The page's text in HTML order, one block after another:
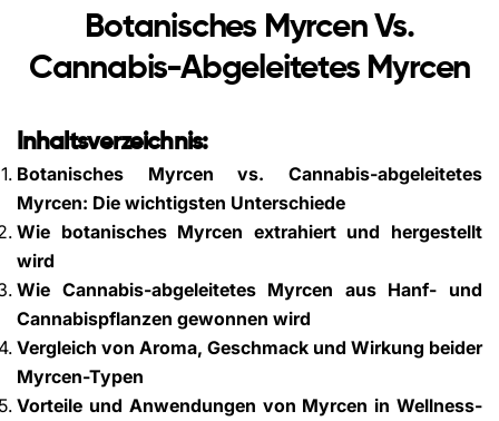
Botanisches Myrcen Vs.
Cannabis-Abgeleitetes Myrcen
Inhaltsverzeichnis:
Botanisches Myrcen vs. Cannabis-abgeleitetes
Myrcen: Die wichtigsten Unterschiede
Wie botanisches Myrcen extrahiert und hergestellt
wird
Wie Cannabis-abgeleitetes Myrcen aus Hanf- und
Cannabispflanzen gewonnen wird
Vergleich von Aroma, Geschmack und Wirkung beider
Myrcen-Typen
Vorteile und Anwendungen von Myrcen in Wellness-